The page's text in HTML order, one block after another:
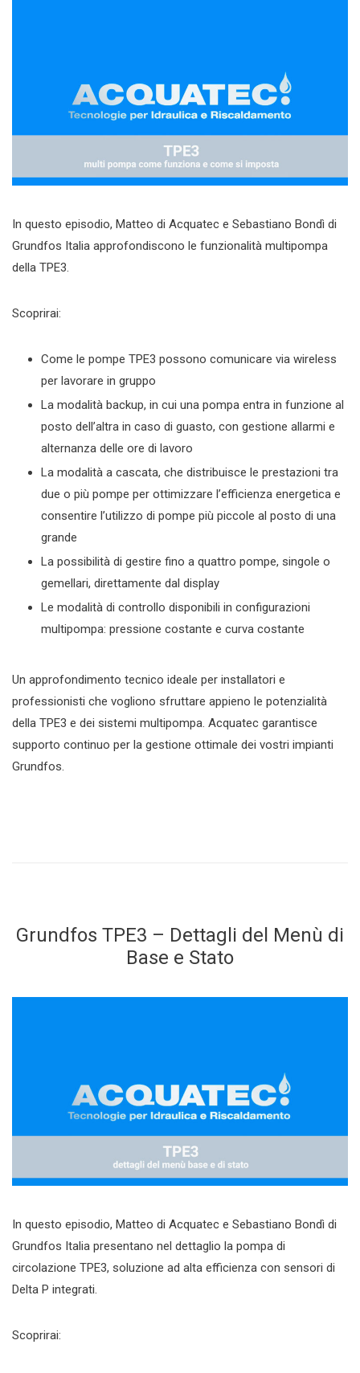
In questo episodio, Matteo di Acquatec e Sebastiano Bondì di
Grundfos Italia approfondiscono le funzionalità multipompa
della TPE3.
Scoprirai:
Come le pompe TPE3 possono comunicare via wireless
per lavorare in gruppo
La modalità backup, in cui una pompa entra in funzione al
posto dell’altra in caso di guasto, con gestione allarmi e
alternanza delle ore di lavoro
La modalità a cascata, che distribuisce le prestazioni tra
due o più pompe per ottimizzare l’efficienza energetica e
consentire l’utilizzo di pompe più piccole al posto di una
grande
La possibilità di gestire fino a quattro pompe, singole o
gemellari, direttamente dal display
Le modalità di controllo disponibili in configurazioni
multipompa: pressione costante e curva costante
Un approfondimento tecnico ideale per installatori e
professionisti che vogliono sfruttare appieno le potenzialità
della TPE3 e dei sistemi multipompa. Acquatec garantisce
supporto continuo per la gestione ottimale dei vostri impianti
Grundfos.
Grundfos TPE3 – Dettagli del Menù di
Base e Stato
In questo episodio, Matteo di Acquatec e Sebastiano Bondì di
Grundfos Italia presentano nel dettaglio la pompa di
circolazione TPE3, soluzione ad alta efficienza con sensori di
Delta P integrati.
Scoprirai: